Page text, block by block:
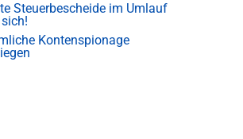
Steuerbescheide im Umlauf
Kontenspionage